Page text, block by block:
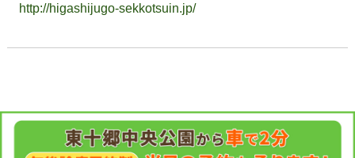
http://higashijugo-sekkotsuin.jp/